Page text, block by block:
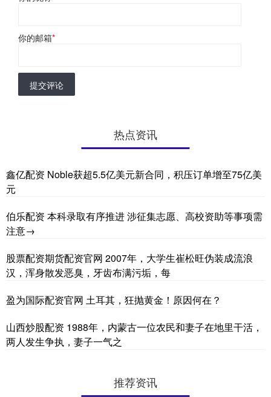
你的邮箱*
提交评论
热点资讯
鑫亿配资 Noble获超5.5亿美元新合同，积压订单增至75亿美
元
伯乐配资 本科录取有序推进 涉征集志愿、高校资助等事项需
注意→
股票配资期货配资官网 2007年，大学生崔松旺伪装成流浪
汉，浑身散发恶臭，牙齿布满污垢，每
盈为国际配资官网 土耳其，狂抛黄金！原因何在？
山西炒股配资 1988年，内蒙古一位农民和妻子在地里干活，
两人发生争执，妻子一气之
推荐资讯